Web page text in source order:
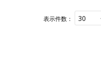
表示件数： 30